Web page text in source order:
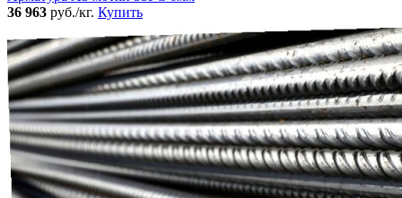
36 963 руб./кг. Купить